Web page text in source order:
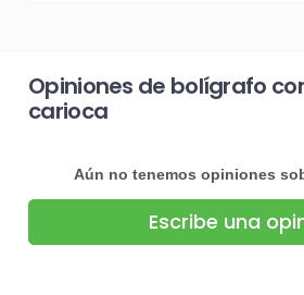
Opiniones de bolígrafo
carioca
Aún no tenemos opiniones
Escribe una